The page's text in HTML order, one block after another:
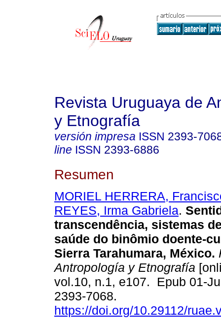
Revista Uruguaya de
y Etnografía
versión impresa ISSN 2393-
line ISSN 2393-6886
Resumen
MORIEL HERRERA,
REYES, Irma Gabriela.
transcendência, sistemas
saúde do binômio doente-
Sierra Tarahumara, México.
Antropología y Etnografía
vol.10, n.1, e107. Epub 01-
2393-7068.
https://doi.org/10.29112/